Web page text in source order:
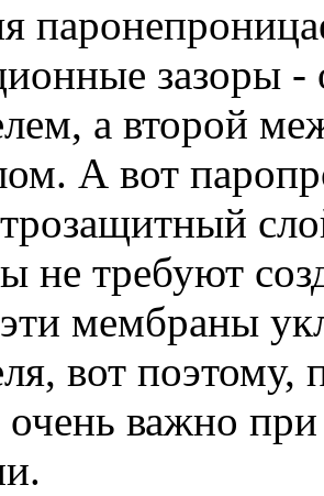
зазоры
а второй
А вот
не требуют
эти мембраны
вот
важно